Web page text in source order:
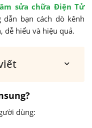
sửa chữa Điện Tử
dẫn bạn cách dò kênh
dễ hiểu và hiệu quả.
dùng: